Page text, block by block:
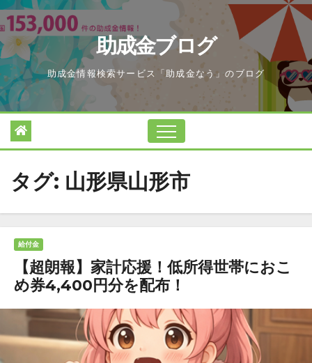
Skip
to
content
助成金ブログ
助成金情報検索サービス「助成金なう」のブログ
タグ: 山形県山形市
給付金
【超朗報】家計応援！低所得世帯におこ
め券4,400円分を配布！